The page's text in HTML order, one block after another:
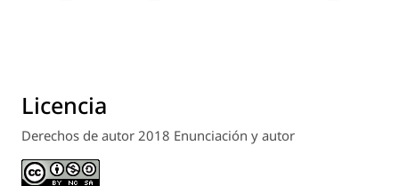
Licencia
Derechos de autor 2018 Enunciación y autor